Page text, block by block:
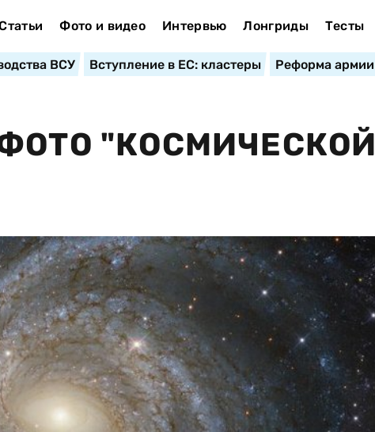
Фото и видео Интервью Лонгриды Тесты
ВСУ Вступление в ЕС: кластеры Реформа армии
"КОСМИЧЕСКОЙ